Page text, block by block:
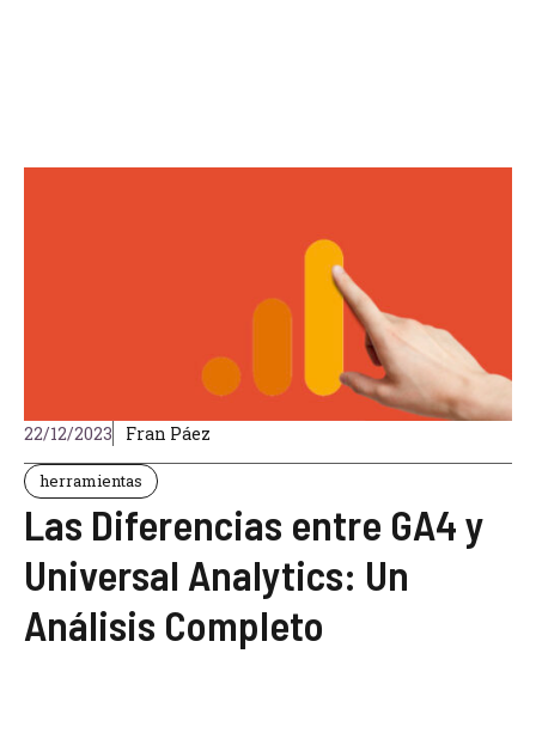
22/12/2023 Fran Páez
herramientas
Las Diferencias entre GA4 y
Universal Analytics: Un
Análisis Completo